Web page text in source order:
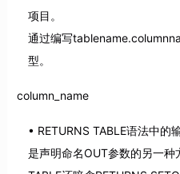
项目。
通过编写
型。
column_name
RETURNS TABLE语法中的
是声明命名OUT参数的另一种